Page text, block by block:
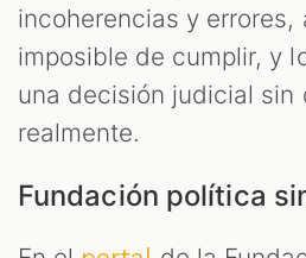
incoherencias y errores,
imposible de cumplir, y
una decisión judicial sin
realmente.
Fundación política